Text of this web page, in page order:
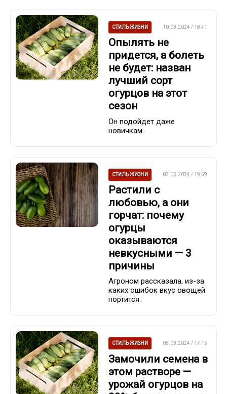
СТИЛЬ ЖИЗНИ 10.03.2024 / 18:41
Опылять не
придется, а болеть
не будет: назван
лучший сорт
огурцов на этот
сезон
Он подойдет даже
новичкам.
СТИЛЬ ЖИЗНИ 07.03.2024 / 19:59
Растили с
любовью, а они
горчат: почему
огурцы
оказываются
невкусными — 3
причины
Агроном рассказала, из-за
каких ошибок вкус овощей
портится.
СТИЛЬ ЖИЗНИ 05.03.2024 / 17:15
Замочили семена в
этом растворе —
урожай огурцов на